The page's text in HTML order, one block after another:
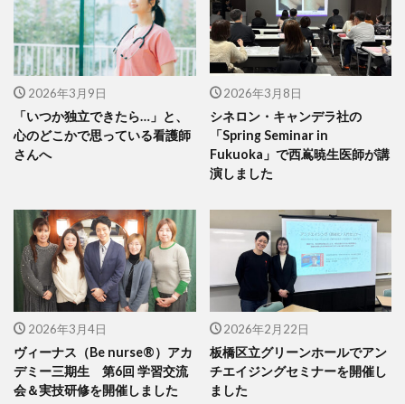
2026年3月9日
「いつか独立できたら…」と、
心のどこかで思っている看護師
さんへ
2026年3月8日
シネロン・キャンデラ社の
「Spring Seminar in
Fukuoka」で西嶌暁生医師が講
演しました
2026年3月4日
ヴィーナス（Be nurse®）アカ
デミー三期生 第6回 学習交流
会＆実技研修を開催しました
2026年2月22日
板橋区立グリーンホールでアン
チエイジングセミナーを開催し
ました